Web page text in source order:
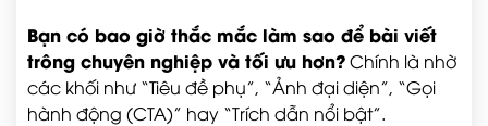
Bạn có bao giờ thắc mắc làm sao để bài viết
trông chuyên nghiệp và tối ưu hơn?Chính là nhờ
các khối như “Tiêu đề phụ”, “Ảnh đại diện”, “Gọi
hành động (CTA)” hay “Trích dẫn nổi bật”.